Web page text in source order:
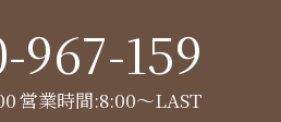
967-159
営業時間:8:00～LAST